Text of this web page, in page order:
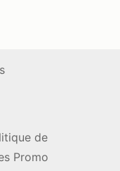
de
Promo